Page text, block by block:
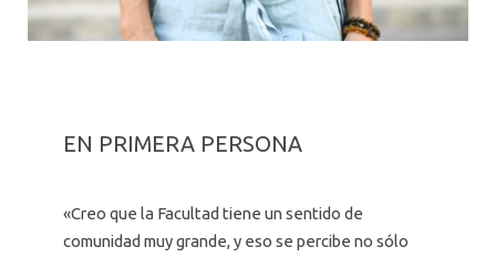
EN PRIMERA PERSONA
«Creo que la Facultad tiene un sentido de
comunidad muy grande, y eso se percibe no sólo